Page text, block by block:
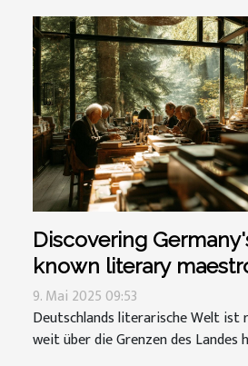
Discovering
known literary
century
9. Mai 2025 09:53
Deutschlands literarische Welt ist
weit über die Grenzen des Landes